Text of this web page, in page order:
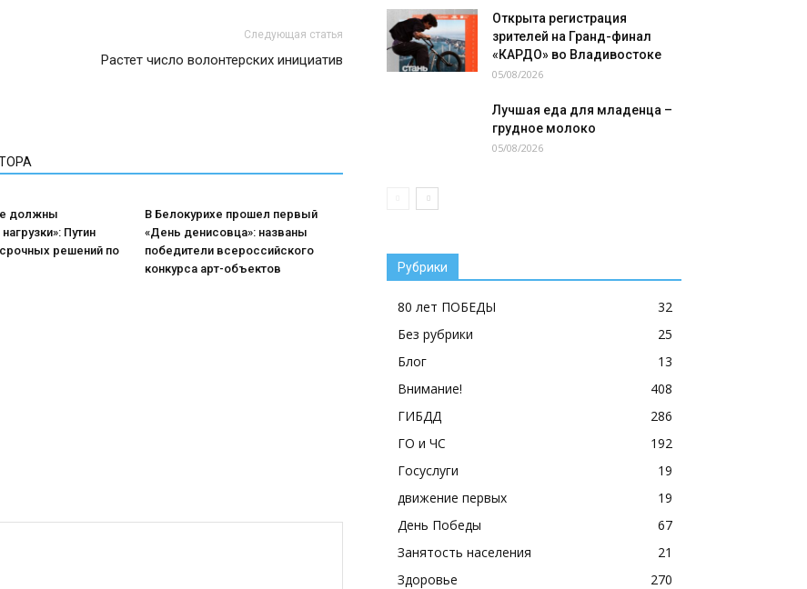
Следующая статья
Растет число волонтерских инициатив
должны
Путин
решений по
В Белокурихе прошел первый
«День денисовца»: названы
победители всероссийского
конкурса арт-объектов
Открыта регистрация
зрителей на Гранд-финал
«КАРДО» во Владивостоке
05/08/2026
Лучшая еда для младенца –
грудное молоко
05/08/2026
Рубрики
80 лет ПОБЕДЫ
32
Без рубрики
25
Блог
13
Внимание!
408
ГИБДД
286
ГО и ЧС
192
Госуслуги
19
движение первых
19
День Победы
67
Занятость населения
21
Здоровье
270